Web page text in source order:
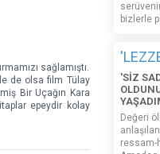
sağlamıştı.
de olsa film Tülay
Bir Uçağın Kara
epeydir kolay
bizlerle
'SİZ
Değeri
ressam-